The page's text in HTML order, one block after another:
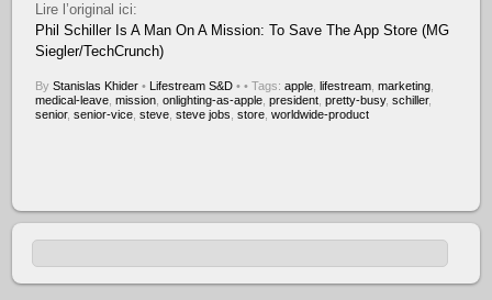
Lire l’original ici:
Phil Schiller Is A Man On A Mission: To Save The App Store (MG
Siegler/TechCrunch)
ByStanislas Khider • Lifestream S&D • • Tags:apple ,lifestream ,marketing
medical-leave ,mission ,onlighting-as-apple ,president ,pretty-busy,schiller,
senior,senior-vice ,steve ,steve jobs ,store ,worldwide-product